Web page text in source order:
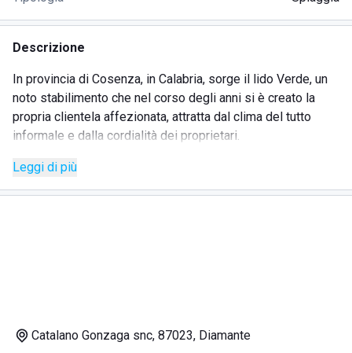
Descrizione
In provincia di Cosenza, in Calabria, sorge il lido Verde, un
noto stabilimento che nel corso degli anni si è creato la
propria clientela affezionata, attratta dal clima del tutto
informale e dalla cordialità dei proprietari.
di collocare correttamente i lettini e gli ombrelloni a
disposizione degli ospiti, così da rispettare tutta la
divertimento che famiglie con più bambini al seguito, che
Leggi di più
Catalano Gonzaga snc, 87023, Diamante